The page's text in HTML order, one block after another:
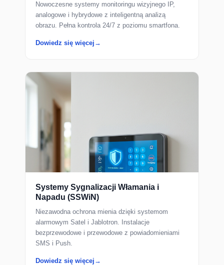
Nowoczesne systemy monitoringu wizyjnego IP,
analogowe i hybrydowe z inteligentną analizą
obrazu. Pełna kontrola 24/7 z poziomu smartfona.
Dowiedz się więcej
Systemy Sygnalizacji Włamania i
Napadu (SSWiN)
Niezawodna ochrona mienia dzięki systemom
alarmowym Satel i Jablotron. Instalacje
bezprzewodowe i przewodowe z powiadomieniami
SMS i Push.
Dowiedz się więcej